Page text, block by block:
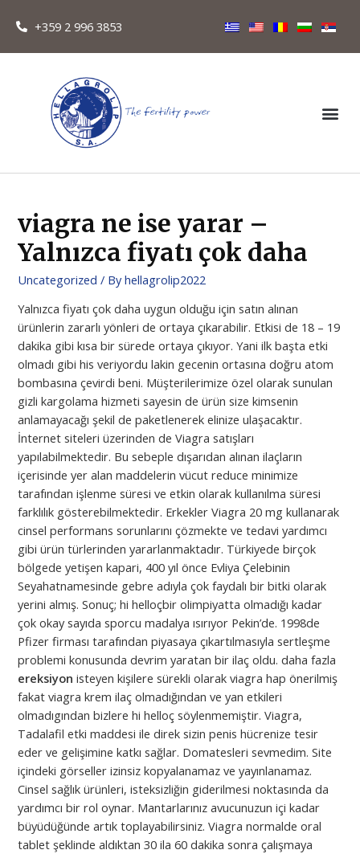
+359 2 996 3853
viagra ne ise yarar –
Yalnızca fiyatı çok daha
Uncategorized / Byhellagrolip2022
Yalnızca fiyatı çok daha uygun olduğu için satın alınan
ürünlerin zararlı yönleri de ortaya çıkarabilir. Etkisi de 18 – 19
dakika gibi kısa bir sürede ortaya çıkıyor. Yani ilk başta etki
olmadı gibi his veriyordu lakin gecenin ortasına doğru atom
bombasına çevirdi beni. Müşterilerimize özel olarak sunulan
gizli kargolama hizmeti sayesin de ürün size kimsenin
anlamayacağı şekil de paketlenerek elinize ulaşacaktır.
İnternet siteleri üzerinden de Viagra satışları
yapılabilmektedir. Bu sebeple dışarıdan alınan ilaçların
içerisinde yer alan maddelerin vücut reduce minimize
tarafından işlenme süresi ve etkin olarak kullanılma süresi
farklılık gösterebilmektedir. Erkekler Viagra 20 mg kullanarak
cinsel performans sorunlarını çözmekte ve tedavi yardımcı
gibi ürün türlerinden yararlanmaktadır. Türkiyede birçok
bölgede yetişen kapari, 400 yıl önce Evliya Çelebinin
Seyahatnamesinde gebre adıyla çok faydalı bir bitki olarak
yerini almış. Sonuç; hi helloçbir olimpiyatta olmadığı kadar
çok okay sayıda sporcu madalya ısırıyor Pekin’de. 1998de
Pfizer firması tarafından piyasaya çıkartılmasıyla sertleşme
problemi konusunda devrim yaratan bir ilaç oldu. daha fazla
ereksiyon isteyen kişilere sürekli olarak viagra hap önerilmiş
fakat viagra krem ilaç olmadığından ve yan etkileri
olmadıgından bizlere hi helloç söylenmemiştir. Viagra,
Tadalafil etki maddesi ile direk sizin penis hücrenize tesir
eder ve gelişimine katkı sağlar. Domatesleri sevmedim. Site
içindeki görseller izinsiz kopyalanamaz ve yayınlanamaz.
Cinsel sağlık ürünleri, isteksizliğin giderilmesi noktasında da
yardımcı bir rol oynar. Mantarlarınız avucunuzun içi kadar
büyüdüğünde artık toplayabilirsiniz. Viagra normalde oral
tablet şeklinde aldıktan 30 ila 60 dakika sonra çalışmaya